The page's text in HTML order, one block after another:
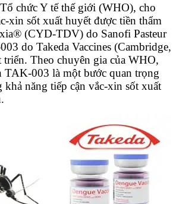
chức Y tế thế giới (WHO), cho
xin sốt xuất huyết được tiền thẩm
(CYD-TDV) do Sanofi Pasteur
do Takeda Vaccines (Cambridge,
Theo chuyên gia của WHO,
TAK-003 là một bước quan trọng
năng tiếp cận vắc-xin sốt xuất